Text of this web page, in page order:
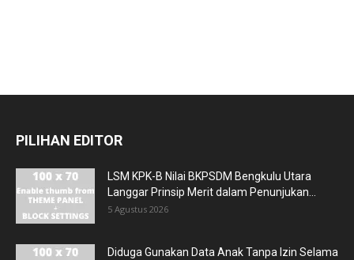
PILIHAN EDITOR
LSM KPK-B Nilai BKPSDM Bengkulu Utara
Langgar Prinsip Merit dalam Penunjukan...
5 Agustus 2026
Diduga Gunakan Data Anak Tanpa Izin Selama